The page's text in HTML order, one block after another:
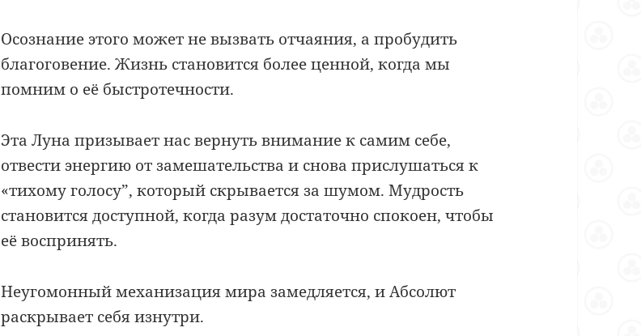
Осознание этого может не вызвать отчаяния, а пробудить
благоговение. Жизнь становится более ценной, когда мы
помним о её быстротечности.
Эта Луна призывает нас вернуть внимание к самим себе,
отвести энергию от замешательства и снова прислушаться к
«тихому голосу”, который скрывается за шумом. Мудрость
становится доступной, когда разум достаточно спокоен, чтобы
её воспринять.
Неугомонный механизация мира замедляется, и Абсолют
раскрывает себя изнутри.